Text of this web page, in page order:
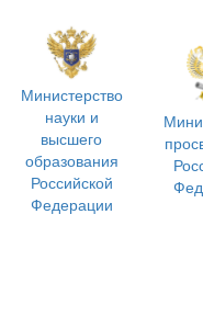
Министерство
науки и
высшего
образования
Российской
Федерации